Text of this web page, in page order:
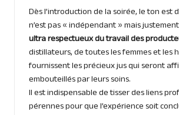
Dès l’introduction de la soirée, le ton est
n’est pas « indépendant » mais
ultra respectueux du travail des
distillateurs, de toutes les femmes et les
fournissent les précieux jus qui seront
embouteillés par leurs soins.
Il est indispensable de tisser des liens
pérennes pour que l’expérience soit